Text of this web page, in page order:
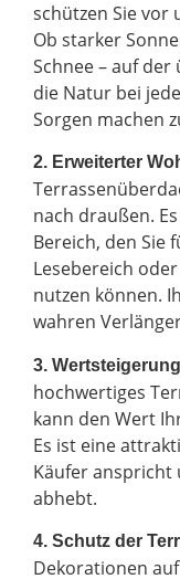
schützen Sie
Ob starker
Schnee – auf
die Natur bei
Sorgen machen
2. Erweiterter
nach draußen.
Bereich, den Sie
Lesebereich
nutzen können.
wahren
3.
hochwertiges
kann den Wert
Es ist eine
Käufer anspricht
abhebt.
4. Schutz der
Dekorationen